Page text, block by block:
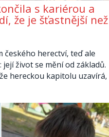
s kariérou a
že je šťastnější než
českého herectví, teď ale
život se mění od základů.
hereckou kapitolu uzavírá,